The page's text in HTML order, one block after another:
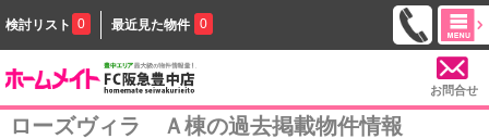
検討リスト 0 最近見た物件 0
お問合せ
ローズヴィラ Ａ棟の過去掲載物件情報